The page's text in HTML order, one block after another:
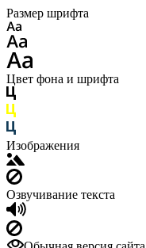
Размер шрифта
Цвет фона и шрифта
Изображения
Озвучивание текста